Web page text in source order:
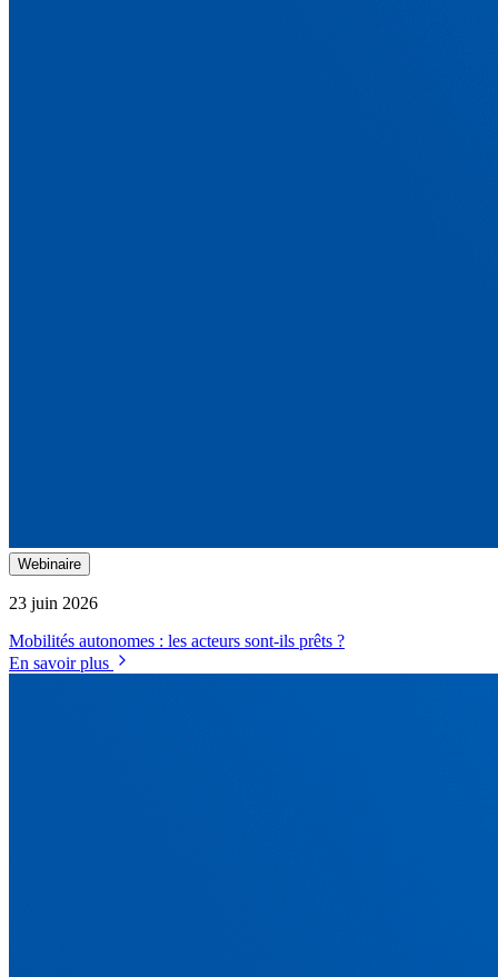
Webinaire
23 juin 2026
Mobilités autonomes : les acteurs sont-ils prêts ?
En savoir plus